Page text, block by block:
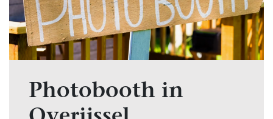
Photobooth in